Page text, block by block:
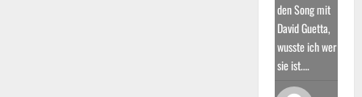
den Song mit
David Guetta,
wusste ich wer
sie ist.…